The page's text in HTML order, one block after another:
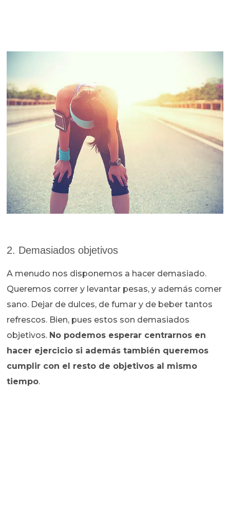
2. Demasiados objetivos
A menudo nos disponemos a hacer demasiado.
Queremos correr y levantar pesas, y además comer
sano. Dejar de dulces, de fumar y de beber tantos
refrescos. Bien, pues estos son demasiados
objetivos. No podemos esperar centrarnos en
hacer ejercicio si además también queremos
cumplir con el resto de objetivos al mismo
tiempo.